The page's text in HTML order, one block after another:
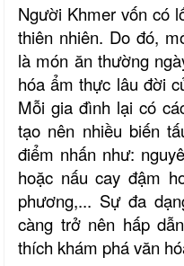
Người Khmer vốn có
thiên nhiên. Do đó,
là món ăn thường
hóa ẩm thực lâu đời
Mỗi gia đình lại có
tạo nên nhiều biến
điểm nhấn như:
hoặc nấu cay đậm
phương,... Sự đa
càng trở nên hấp
thích khám phá văn